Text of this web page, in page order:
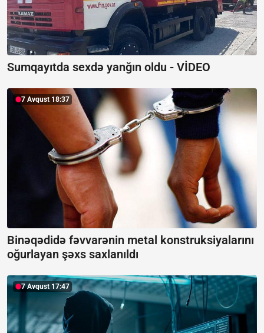
Sumqayıtda sexdə yanğın oldu - VİDEO
7 Avqust 18:37
Binəqədidə fəvvarənin metal konstruksiyalarını
oğurlayan şəxs saxlanıldı
7 Avqust 17:47